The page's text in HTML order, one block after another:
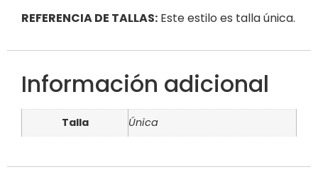
REFERENCIA DE TALLAS: Este estilo es talla única.
Información adicional
Talla Única